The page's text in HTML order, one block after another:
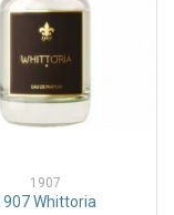
1907
Whittoria